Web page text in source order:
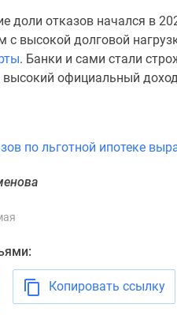
доли отказов начался в
с высокой долговой
. Банки и сами стали
официальный
по льготной ипотеке
Копировать ссылку